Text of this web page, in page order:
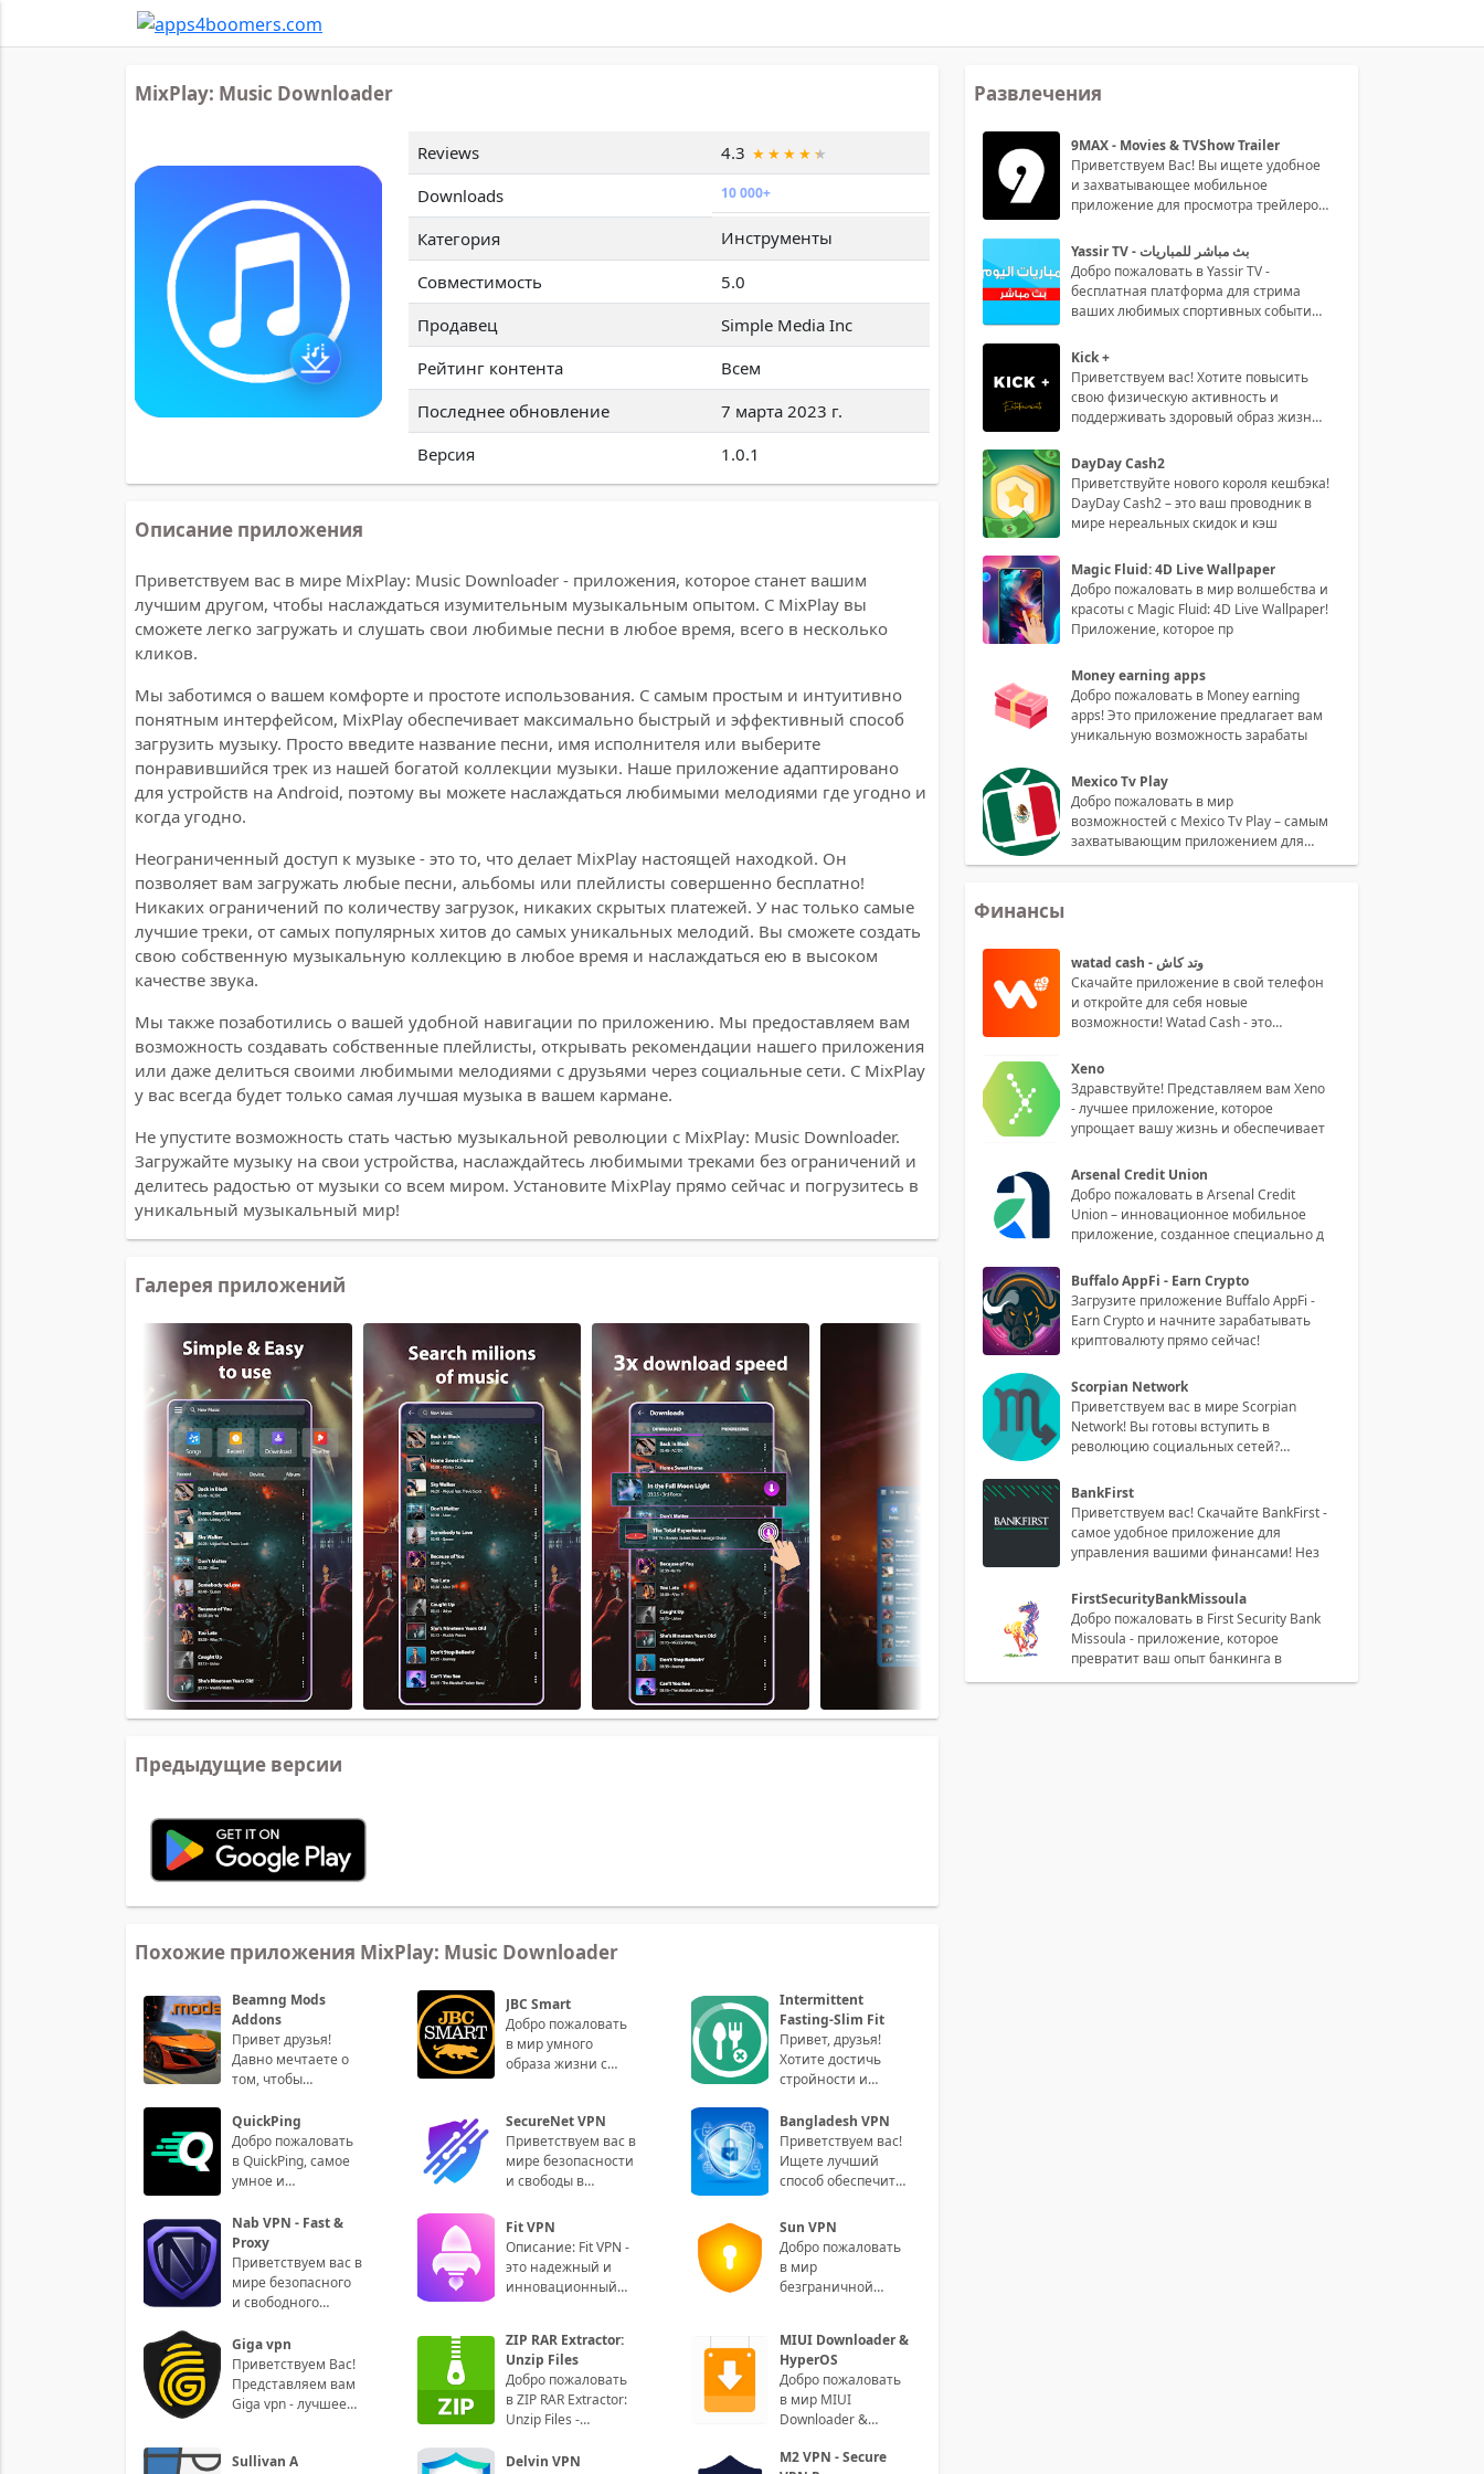
MixPlay: Music Downloader
Reviews
4.3
Downloads
10 000+
Категория
Инструменты
Совместимость
5.0
Продавец
Simple Media Inc
Рейтинг контента
Всем
Последнее обновление
7 марта 2023 г.
Версия
1.0.1
Описание приложения
Приветствуем вас в мире MixPlay: Music Downloader - приложения, которое станет вашим
лучшим другом, чтобы наслаждаться изумительным музыкальным опытом. С MixPlay вы
сможете легко загружать и слушать свои любимые песни в любое время, всего в несколько
кликов.
Мы заботимся о вашем комфорте и простоте использования. С самым простым и интуитивно
понятным интерфейсом, MixPlay обеспечивает максимально быстрый и эффективный способ
загрузить музыку. Просто введите название песни, имя исполнителя или выберите
понравившийся трек из нашей богатой коллекции музыки. Наше приложение адаптировано
для устройств на Android, поэтому вы можете наслаждаться любимыми мелодиями где угодно и
когда угодно.
Неограниченный доступ к музыке - это то, что делает MixPlay настоящей находкой. Он
позволяет вам загружать любые песни, альбомы или плейлисты совершенно бесплатно!
Никаких ограничений по количеству загрузок, никаких скрытых платежей. У нас только самые
лучшие треки, от самых популярных хитов до самых уникальных мелодий. Вы сможете создать
свою собственную музыкальную коллекцию в любое время и наслаждаться ею в высоком
качестве звука.
Мы также позаботились о вашей удобной навигации по приложению. Мы предоставляем вам
возможность создавать собственные плейлисты, открывать рекомендации нашего приложения
или даже делиться своими любимыми мелодиями с друзьями через социальные сети. С MixPlay
у вас всегда будет только самая лучшая музыка в вашем кармане.
Не упустите возможность стать частью музыкальной революции с MixPlay: Music Downloader.
Загружайте музыку на свои устройства, наслаждайтесь любимыми треками без ограничений и
делитесь радостью от музыки со всем миром. Установите MixPlay прямо сейчас и погрузитесь в
уникальный музыкальный мир!
Галерея приложений
Предыдущие версии
Похожие приложения MixPlay: Music Downloader
Beamng Mods
Addons
Привет друзья!
Давно мечтаете о
том, чтобы
свой игровой
процесс в Beamng
Drive? Те
JBC Smart
Добро пожаловать
в мир умного
образа жизни с
Сделайте свою
жизнь
Intermittent
Fasting-Slim Fit
Привет, друзья!
Хотите достичь
стройности и
отказываясь от
излюбленной еды?
Тогда приго
QuickPing
Добро пожаловать
в QuickPing, самое
умное и
понятное
приложение для
управления
вашими пин
SecureNet VPN
Приветствуем вас в
мире безопасности
и свободы в
VPN - ваш
идеальный
партнер для
Bangladesh VPN
Приветствуем вас!
Ищете лучший
способ обеспечить
ваших онлайн-
соединений?
Встречайте на
Nab VPN - Fast &
Proxy
Приветствуем вас в
мире безопасного
и свободного
интернету с
приложением Nab
VPN - Fast &
Fit VPN
Описание: Fit VPN -
это надежный и
инновационный
специально для
пользователей
Sun VPN
Добро пожаловать
в мир
безграничной
безопасность и
конфиденциальность
являю
Giga vpn
Приветствуем Вас!
Представляем вам
Giga vpn - лучшее
конфиденциальности
ZIP RAR Extractor:
Unzip Files
Добро пожаловать
в ZIP RAR Extractor:
Unzip Files -
удобное
MIUI Downloader &
HyperOS
Добро пожаловать
в мир MIUI
Downloader &
уникального
Sullivan A
Delvin VPN
M2 VPN - Secure
Развлечения
9MAX - Movies & TVShow Trailer
Приветствуем Вас! Вы ищете удобное
и захватывающее мобильное
приложение для просмотра трейлеров
Yassir TV - بث مباشر للمباريات
Добро пожаловать в Yassir TV -
бесплатная платформа для стрима
ваших любимых спортивных событий
Kick +
Приветствуем вас! Хотите повысить
свою физическую активность и
поддерживать здоровый образ жизни?
DayDay Cash2
Приветствуйте нового короля кешбэка!
DayDay Cash2 – это ваш проводник в
мире нереальных скидок и кэш
Magic Fluid: 4D Live Wallpaper
Добро пожаловать в мир волшебства и
красоты с Magic Fluid: 4D Live Wallpaper!
Приложение, которое пр
Money earning apps
Добро пожаловать в Money earning
apps! Это приложение предлагает вам
уникальную возможность зарабаты
Mexico Tv Play
Добро пожаловать в мир
возможностей с Mexico Tv Play – самым
захватывающим приложением для
просмотра
Финансы
watad cash - وتد كاش
Скачайте приложение в свой телефон
и откройте для себя новые
возможности! Watad Cash - это
Xeno
Здравствуйте! Представляем вам Xeno
- лучшее приложение, которое
упрощает вашу жизнь и обеспечивает
Arsenal Credit Union
Добро пожаловать в Arsenal Credit
Union – инновационное мобильное
приложение, созданное специально д
Buffalo AppFi - Earn Crypto
Загрузите приложение Buffalo AppFi -
Earn Crypto и начните зарабатывать
криптовалюту прямо сейчас!
Scorpian Network
Приветствуем вас в мире Scorpian
Network! Вы готовы вступить в
революцию социальных сетей?
BankFirst
Приветствуем вас! Скачайте BankFirst -
самое удобное приложение для
управления вашими финансами! Нез
FirstSecurityBankMissoula
Добро пожаловать в First Security Bank
Missoula - приложение, которое
превратит ваш опыт банкинга в